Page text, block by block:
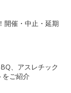
開催・中止・延期
、アスレチック
をご紹介